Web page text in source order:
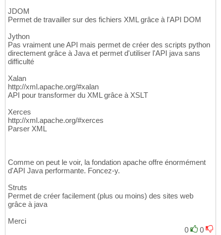
JDOM
Permet de travailler sur des fichiers XML grâce à l'API DOM
Jython
Pas vraiment une API mais permet de créer des scripts python
directement grâce à Java et permet d'utiliser l'API java sans
difficulté
Xalan
http://xml.apache.org/#xalan
API pour transformer du XML grâce à XSLT
Xerces
http://xml.apache.org/#xerces
Parser XML
Comme on peut le voir, la fondation apache offre énormément
d'API Java performante. Foncez-y.
Struts
Permet de créer facilement (plus ou moins) des sites web
grâce à java
Merci
0
0